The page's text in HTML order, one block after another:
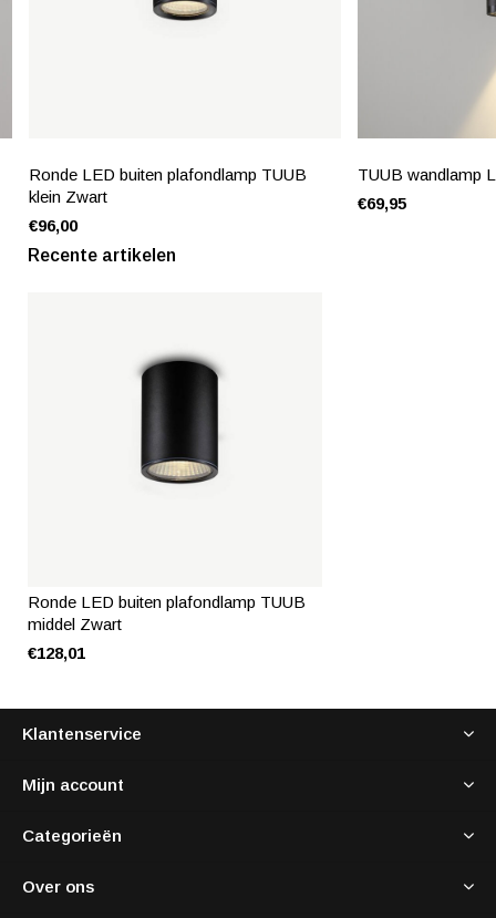
Ronde LED buiten plafondlamp TUUB
klein Zwart
€96,00
TUUB wandlamp
€69,95
Recente artikelen
Ronde LED buiten plafondlamp TUUB
middel Zwart
€128,01
Klantenservice
Mijn account
Categorieën
Over ons